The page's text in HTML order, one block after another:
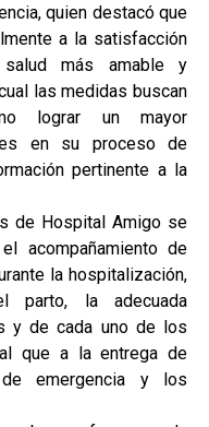
quien destacó que
a la satisfacción
salud más amable y
las medidas buscan
lograr un mayor
en su proceso de
pertinente a la
de Hospital Amigo se
acompañamiento de
la hospitalización,
parto, la adecuada
y de cada uno de los
que a la entrega de
emergencia y los